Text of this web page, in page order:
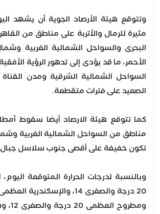
وتتوقع هيئة الأرصاد الجوية أن يشهد
مثيرة للرمال والأتربة على مناطق من
البحرى والسواحل الشمالية الغربية
الأحمر، ما قد يؤدى إلى تدهور الرؤية
السواحل الشمالية الشرقية ومدن
الصعيد على فترات متقطعة.
كما تتوقع هيئة الارصاد أيضا سقوط
مناطق من السواحل الشمالية الغربية
تكون خفيفة على أقصى جنوب سلاسل جبال
وبالنسبة لدرجات الحرارة المتوقعة
ومطروح